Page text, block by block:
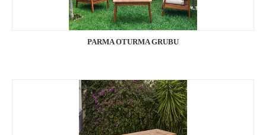
PARMA OTURMA GRUBU